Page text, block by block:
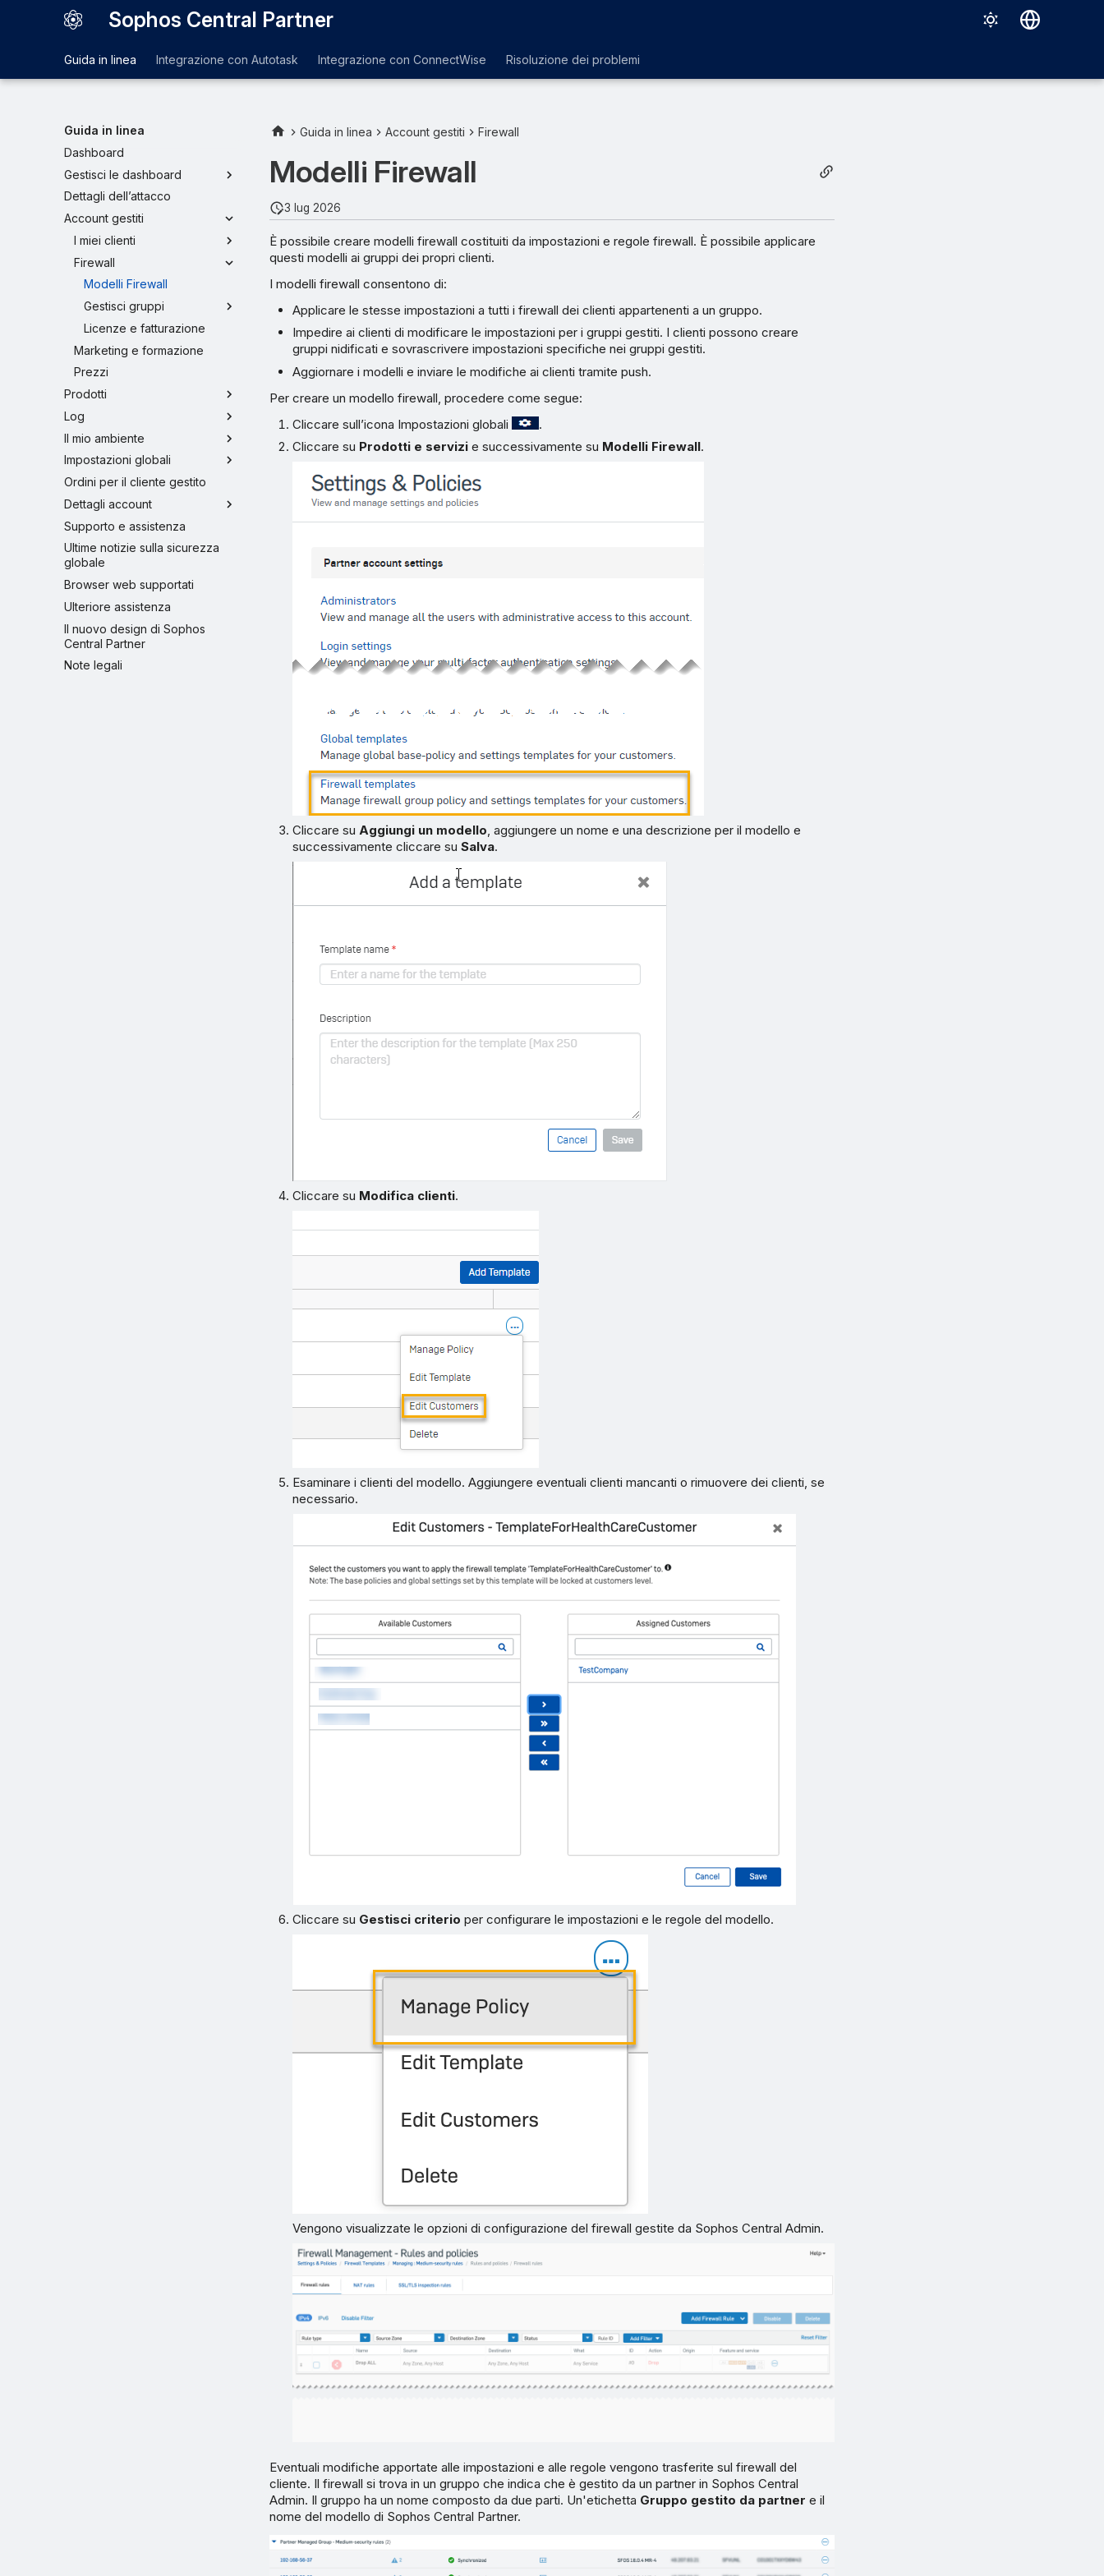
Sophos Central Partner
Guida in linea Integrazione con Autotask Integrazione con ConnectWise Risoluzione dei problemi
Guida in linea
Dashboard
Gestisci le dashboard
Dettagli dell’attacco
Account gestiti
I miei clienti
Firewall
Modelli Firewall
Gestisci gruppi
Licenze e fatturazione
Marketing e formazione
Prezzi
Prodotti
Log
Il mio ambiente
Impostazioni globali
Ordini per il cliente gestito
Dettagli account
Supporto e assistenza
Ultime notizie sulla sicurezza
globale
Browser web supportati
Ulteriore assistenza
Il nuovo design di Sophos
Central Partner
Note legali
Guida in linea Account gestiti Firewall
Modelli Firewall
3 lug 2026
È possibile creare modelli firewall costituiti da impostazioni e regole firewall. È possibile applicare
questi modelli ai gruppi dei propri clienti.
I modelli firewall consentono di:
Applicare le stesse impostazioni a tutti i firewall dei clienti appartenenti a un gruppo.
Impedire ai clienti di modificare le impostazioni per i gruppi gestiti. I clienti possono creare
gruppi nidificati e sovrascrivere impostazioni specifiche nei gruppi gestiti.
Aggiornare i modelli e inviare le modifiche ai clienti tramite push.
Per creare un modello firewall, procedere come segue:
Cliccare sull’icona Impostazioni globali
.
Cliccare su Prodotti e servizi e successivamente su Modelli Firewall.
Cliccare suAggiungi un modello, aggiungere un nome e una descrizione per il modello e
successivamente cliccare suSalva.
Cliccare su Modifica clienti.
Esaminare i clienti del modello. Aggiungere eventuali clienti mancanti o rimuovere dei clienti, se
necessario.
Cliccare su Gestisci criterio per configurare le impostazioni e le regole del modello.
Vengono visualizzate le opzioni di configurazione del firewall gestite da Sophos Central Admin.
Eventuali modifiche apportate alle impostazioni e alle regole vengono trasferite sul firewall del
cliente. Il firewall si trova in un gruppo che indica che è gestito da un partner in Sophos Central
Admin. Il gruppo ha un nome composto da due parti. Un'etichetta Gruppo gestito da partner e il
nome del modello di Sophos Central Partner.